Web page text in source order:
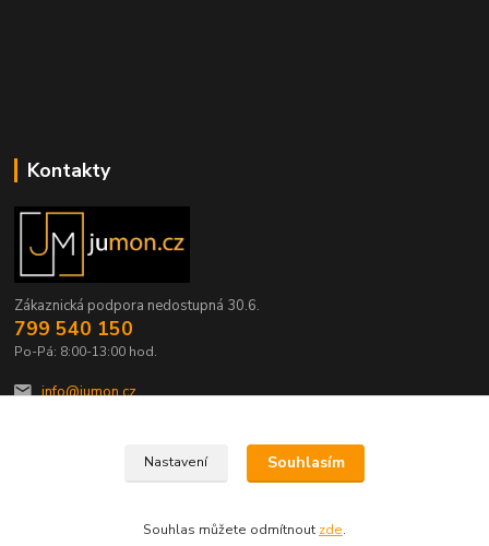
Kontakty
Zákaznická podpora nedostupná 30.6.
799 540 150
Po-Pá: 8:00-13:00 hod.
info@jumon.cz
Nastavení Souhlasím
Souhlas můžete odmítnout zde.